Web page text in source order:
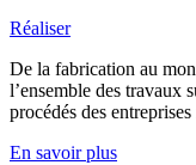
Réaliser
De la fabrication au
l’ensemble des travaux
procédés des
En savoir plus